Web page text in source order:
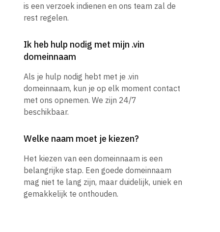
is een verzoek indienen en ons team zal de
rest regelen.
Ik heb hulp nodig met mijn .vin
domeinnaam
Als je hulp nodig hebt met je .vin
domeinnaam, kun je op elk moment contact
met ons opnemen. We zijn 24/7
beschikbaar.
Welke naam moet je kiezen?
Het kiezen van een domeinnaam is een
belangrijke stap. Een goede domeinnaam
mag niet te lang zijn, maar duidelijk, uniek en
gemakkelijk te onthouden.